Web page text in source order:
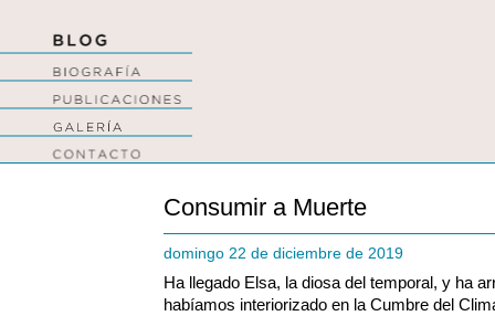
Consumir a Muerte
domingo 22 de diciembre de 2019
Ha llegado Elsa, la diosa del temporal, y ha
habíamos interiorizado en la Cumbre del